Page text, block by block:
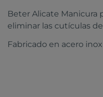
Beter Alicate Manicura
eliminar las cutículas de
Fabricado en acero